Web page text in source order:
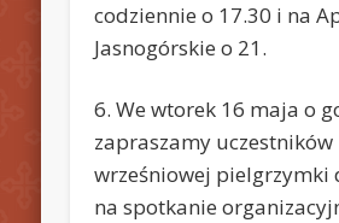
codziennie o 17.30 i na
Jasnogórskie o 21.
6. We wtorek 16 maja o
zapraszamy uczestników
wrześniowej pielgrzymki
na spotkanie